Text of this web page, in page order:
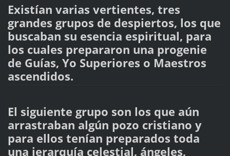
Existían varias vertientes, tres
grandes grupos de despiertos, los que
buscaban su esencia espiritual, para
los cuales prepararon una progenie
de Guías, Yo Superiores o Maestros
ascendidos.
El siguiente grupo son los que aún
arrastraban algún pozo cristiano y
para ellos tenían preparados toda
una jerarquía celestial, ángeles,